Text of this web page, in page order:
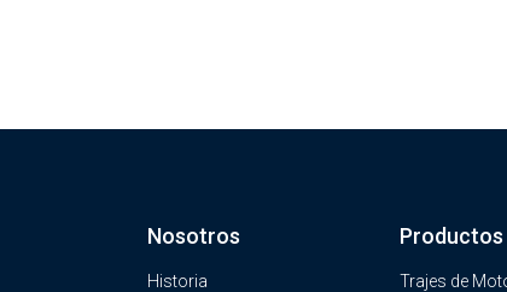
Nosotros
Historia
Productos
Trajes de